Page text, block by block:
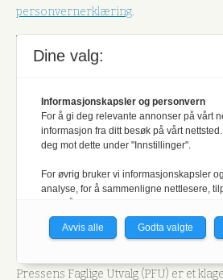
personvernerklæring.
medlemsblad
som ligger til grunn for produksjonen
fag- og medlemsbladet.
Jakt & Fiske arbeider etter Vær
god presseskikk. Den som mener seg
Pressens Faglige Utvalg (PFU) er et
Dine valg:
Informasjonskapsler og personvern
For å gi deg relevante annonser på vårt
informasjon fra ditt besøk på vårt
deg mot dette under "Innstillinger".
For øvrig bruker vi informasjonskapsler
analyse, for å sammenligne nettlesere,
personvernerklæring.
du få relevante annonser på nettstedene
nettverket basert på informasjon fra dine
Avvis alle Godta valgte